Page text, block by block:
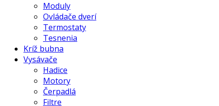
Moduly
Ovládače dverí
Termostaty
Tesnenia
Kríž bubna
Vysávače
Hadice
Motory
Čerpadlá
Filtre